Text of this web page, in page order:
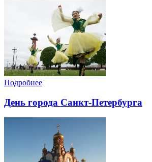
Подробнее
День города Санкт-Петербурга